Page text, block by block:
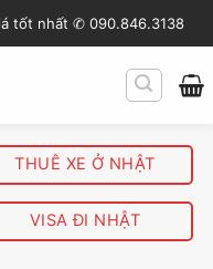
tốt nhất ✆ 090.846.3138
THUÊ XE Ở NHẬT
VISA ĐI NHẬT